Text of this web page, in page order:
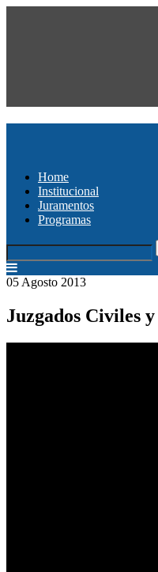
Home
Institucional
Juramentos
Programas
05 Agosto 2013
Juzgados Civiles